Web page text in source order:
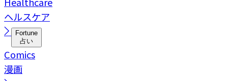
ヘルスケア
Fortune
占い
Comics
漫画